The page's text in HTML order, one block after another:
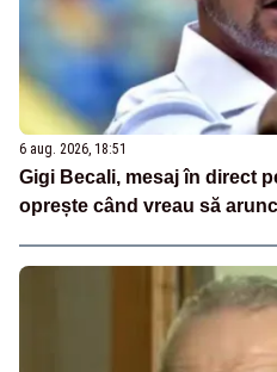
6 aug. 2026, 18:51
Gigi Becali, mesaj în direct
oprește când vreau să